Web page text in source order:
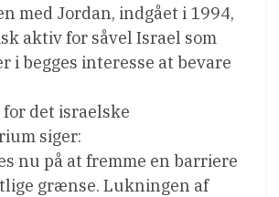
med Jordan, indgået i 1994,
aktiv for såvel Israel som
i begges interesse at bevare
det israelske
siger:
nu på at fremme en barriere
grænse. Lukningen af